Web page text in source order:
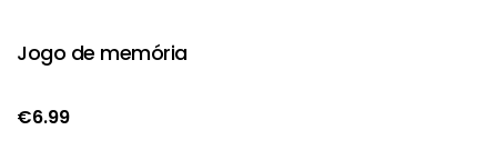
Jogo de memória
€6.99